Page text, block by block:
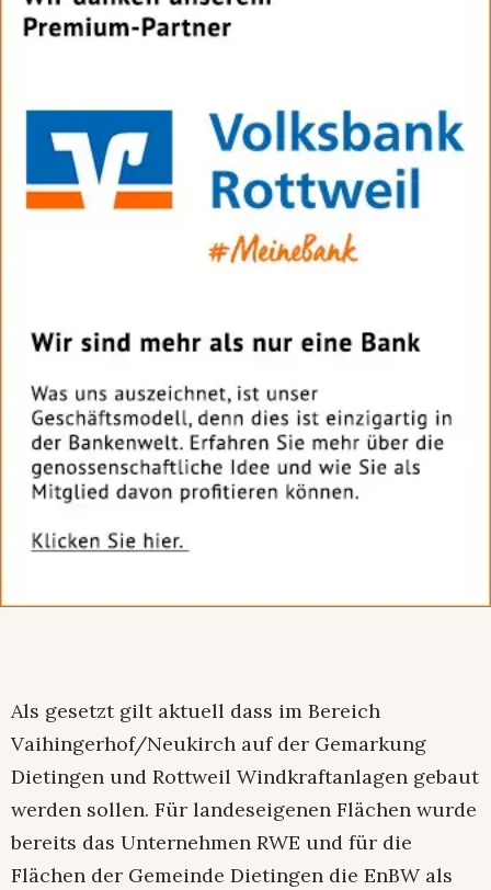
Als gesetzt gilt aktuell dass im Bereich
Vaihingerhof/Neukirch auf der Gemarkung
Dietingen und Rottweil Windkraftanlagen gebaut
werden sollen. Für landeseigenen Flächen wurde
bereits das Unternehmen RWE und für die
Flächen der Gemeinde Dietingen die EnBW als